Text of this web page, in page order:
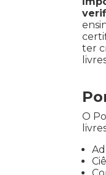
ter
O